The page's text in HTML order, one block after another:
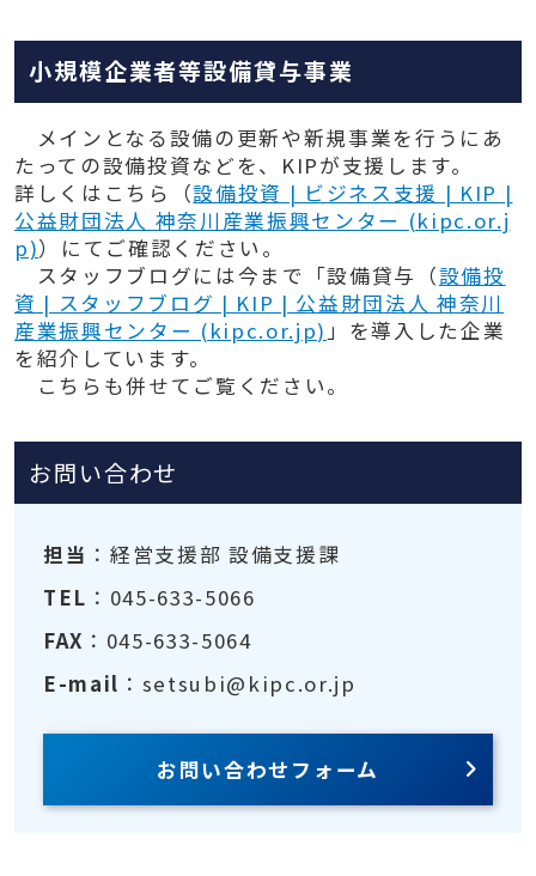
小規模企業者等設備貸与事業
メインとなる設備の更新や新規事業を行うにあ
たっての設備投資などを、KIPが支援します。
詳しくはこちら
（設備投資 | ビジネス支援 | KIP |
公益財団法人 神奈川産業振興センター (kipc.or.j
p)） にてご確認ください。
スタッフブログには今まで「設備貸与 （設備投
資 | スタッフブログ | KIP | 公益財団法人 神奈川
産業振興センター (kipc.or.jp) 」を導入した企業
を紹介しています。
こちらも併せてご覧ください。
お問い合わせ
担当 ：経営支援部 設備支援課
TEL ：045-633-5066
FAX ：045-633-5064
E-mail ：setsubi@kipc.or.jp
お問い合わせフォーム